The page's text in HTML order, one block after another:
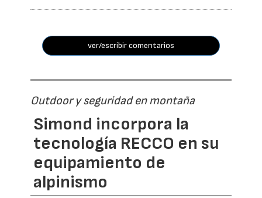
ver/escribir comentarios
Outdoor y seguridad en montaña
Simond incorpora la
tecnología RECCO en su
equipamiento de
alpinismo